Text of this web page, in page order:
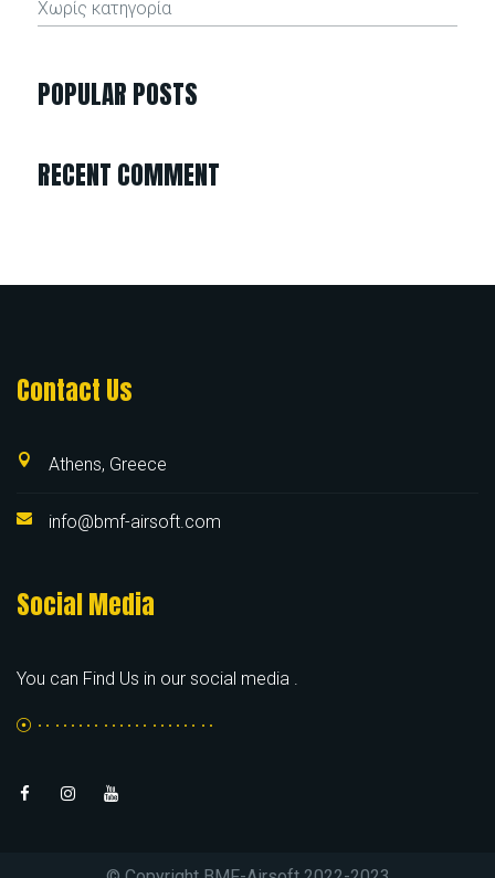
Χωρίς κατηγορία
POPULAR POSTS
RECENT COMMENT
Contact Us
Athens, Greece
info@bmf-airsoft.com
Social Media
You can Find Us in our social media .